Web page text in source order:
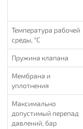
Температура рабочей
среды, °С
Пружина клапана
Мембрана и
уплотнения
Максимально
допустимый перепад
давлений, бар